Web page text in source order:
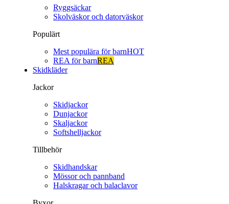
Ryggsäckar
Skolväskor och datorväskor
Populärt
Mest populära för barnHOT
REA för barnREA
Skidkläder
Jackor
Skidjackor
Dunjackor
Skaljackor
Softshelljackor
Tillbehör
Skidhandskar
Mössor och pannband
Halskragar och balaclavor